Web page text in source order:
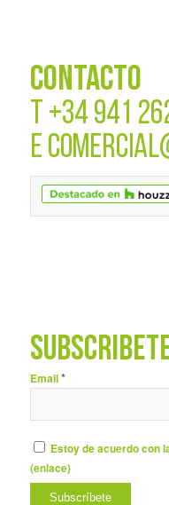
CONTACTO
T +34 941
E
Email*
Estoy de acuerdo con
(enlace)